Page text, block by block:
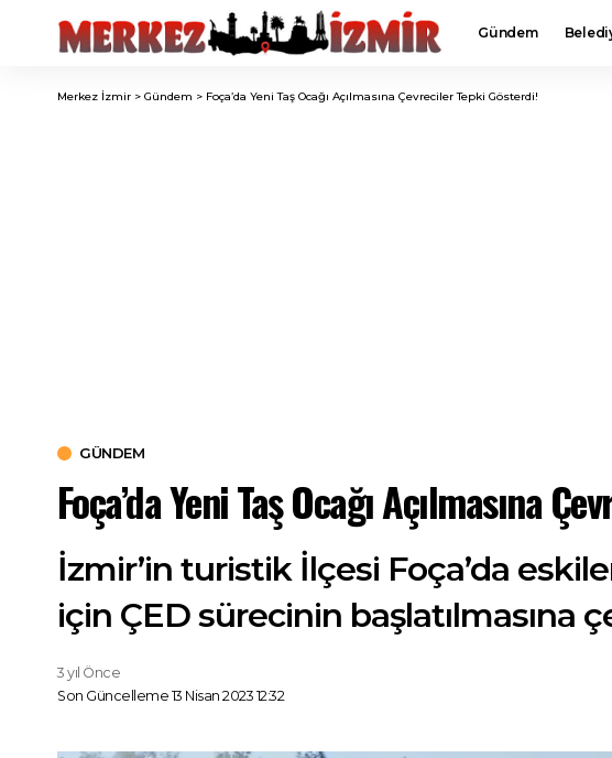
Gündem
Merkez İzmir > Gündem > Foça’da Yeni Taş Ocağı Açılmasına Çevreciler Tepki Gösterdi!
GÜNDEM
Foça’da Yeni Taş Ocağı Açılmasına
İzmir’in turistik İlçesi Foça’da
için ÇED sürecinin başlatılmasına
Son Güncelleme 13 Nisan 2023 12:32
3 yıl Önce